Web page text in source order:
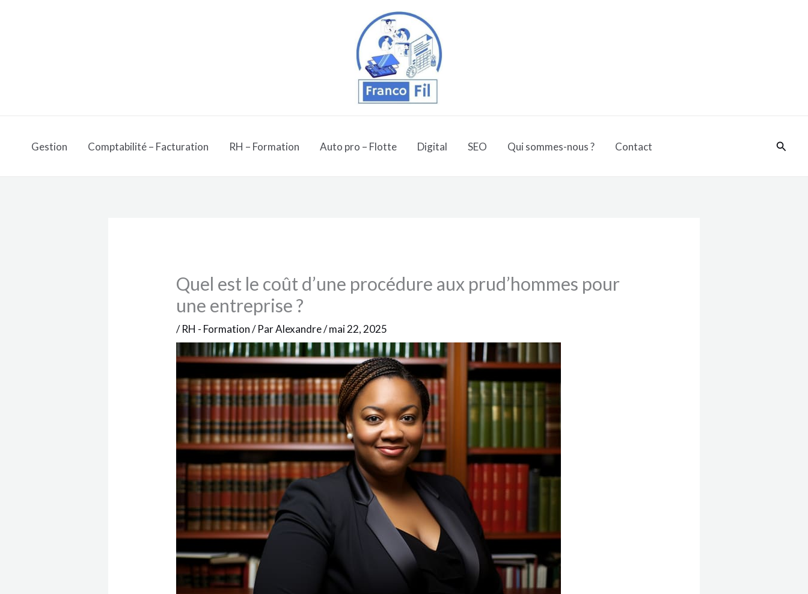
Gestion Comptabilité – Facturation RH – Formation Auto pro – Flotte Digital SEO Qui sommes-nous ? Contact
Quel est le coût d’une procédure aux prud’hommes pour
une entreprise ?
/RH - Formation/ ParAlexandre/mai 22, 2025